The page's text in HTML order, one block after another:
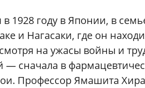
1928 году в Японии, в
и Нагасаки, где он
на ужасы войны и
— сначала в
Профессор Ямашита